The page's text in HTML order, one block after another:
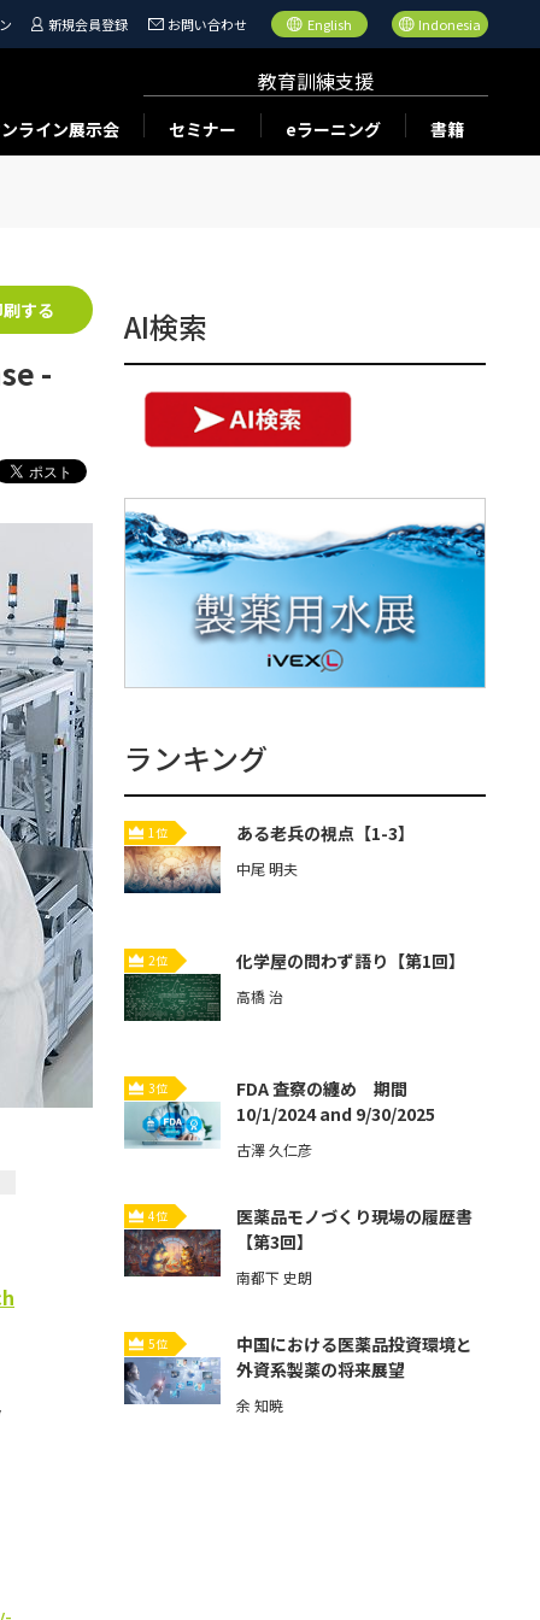
新規会員登録 お問い合わせ English Indonesia
ライン展示会
教育訓練支援
セミナー eラーニング 書籍
-
する AI検索
ランキング
1位 ある老兵の視点【1-3】
中尾 明夫
2位 化学屋の問わず語り【第1回】
高橋 治
3位
FDA 査察の纏め 期間
10/1/2024 and 9/30/2025
古澤 久仁彦
4位
医薬品モノづくり現場の履歴書
【第3回】
南都下 史朗
5位
中国における医薬品投資環境と
外資系製薬の将来展望
余 知暁